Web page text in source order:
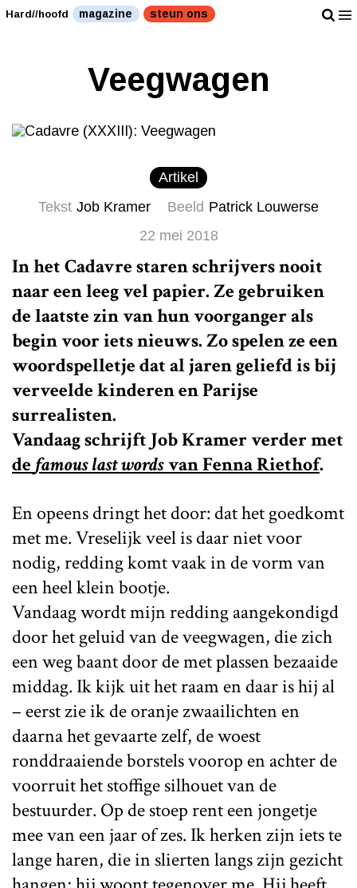
Hard//hoofd magazine steun ons
Veegwagen
Artikel
Tekst Job Kramer Beeld Patrick Louwerse
22 mei 2018
In het Cadavre staren schrijvers nooit
naar een leeg vel papier. Ze gebruiken
de laatste zin van hun voorganger als
begin voor iets nieuws. Zo spelen ze een
woordspelletje dat al jaren geliefd is bij
verveelde kinderen en Parijse
surrealisten.
Vandaag schrijft Job Kramer verder met
de famous last wordsvan Fenna Riethof.
En opeens dringt het door: dat het goedkomt
met me. Vreselijk veel is daar niet voor
nodig, redding komt vaak in de vorm van
een heel klein bootje.
Vandaag wordt mijn redding aangekondigd
door het geluid van de veegwagen, die zich
een weg baant door de met plassen bezaaide
middag. Ik kijk uit het raam en daar is hij al
– eerst zie ik de oranje zwaailichten en
daarna het gevaarte zelf, de woest
ronddraaiende borstels voorop en achter de
voorruit het stoffige silhouet van de
bestuurder. Op de stoep rent een jongetje
mee van een jaar of zes. Ik herken zijn iets te
lange haren, die in slierten langs zijn gezicht